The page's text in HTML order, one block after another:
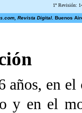
1ª Revisión:
Revista Digital. Buenos
en el
y en el